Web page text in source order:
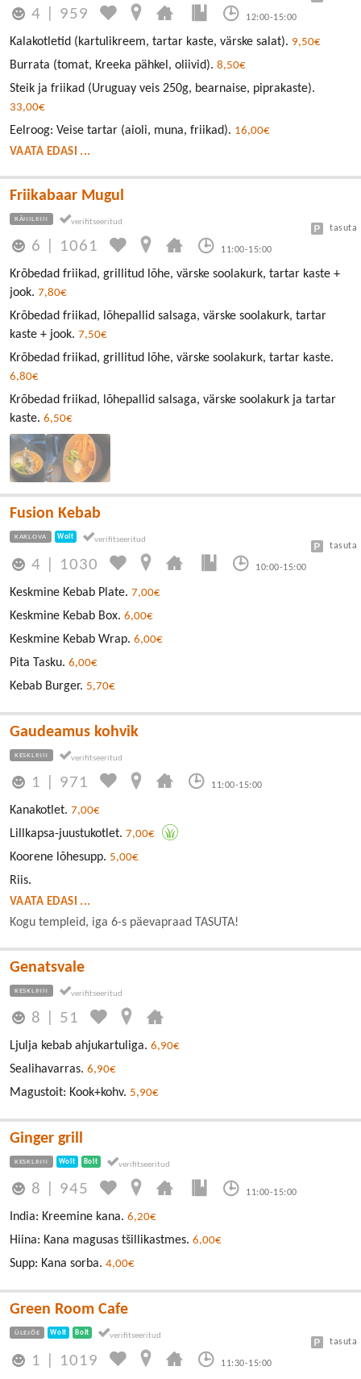
4 959 12:00-15:00
Kalakotletid (kartulikreem, tartar kaste, värske salat). 9,50€
Burrata (tomat, Kreeka pähkel, oliivid). 8,50€
Steik ja friikad (Uruguay veis 250g, bearnaise, piprakaste).
33,00€
Eelroog: Veise tartar (aioli, muna, friikad). 16,00€
VAATA EDASI ...
Friikabaar Mugul
RÄNILINN
6 1061 11:00-15:00
tasuta
Krõbedad friikad, grillitud lõhe, värske soolakurk, tartar kaste +
jook. 7,80€
Krõbedad friikad, lõhepallid salsaga, värske soolakurk, tartar
kaste + jook. 7,50€
Krõbedad friikad, grillitud lõhe, värske soolakurk, tartar kaste.
6,80€
Krõbedad friikad, lõhepallid salsaga, värske soolakurk ja tartar
kaste. 6,50€
Fusion Kebab
KARLOVA Wolt
4 1030 10:00-15:00
tasuta
Keskmine Kebab Plate. 7,00€
Keskmine Kebab Box. 6,00€
Keskmine Kebab Wrap. 6,00€
Pita Tasku. 6,00€
Kebab Burger. 5,70€
Gaudeamus kohvik
KESKLINN
1 971 11:00-15:00
Kanakotlet. 7,00€
Lillkapsa-juustukotlet. 7,00€
Koorene lõhesupp. 5,00€
Riis.
VAATA EDASI ...
Kogu templeid, iga 6-s päevapraad TASUTA!
Genatsvale
KESKLINN
8 51
Ljulja kebab ahjukartuliga. 6,90€
Sealihavarras. 6,90€
Magustoit: Kook+kohv. 5,90€
Ginger grill
KESKLINN Wolt Bolt
8 945 11:00-15:00
India: Kreemine kana. 6,20€
Hiina: Kana magusas tšillikastmes. 6,00€
Supp: Kana sorba. 4,00€
Green Room Cafe
ÜLEJÕE Wolt Bolt
1 1019 11:30-15:00
tasuta